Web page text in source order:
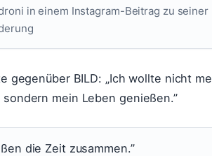
in einem Instagram-Beitrag zu seiner
gegenüber BILD: „Ich wollte nicht
mein Leben genießen.”
die Zeit zusammen.”